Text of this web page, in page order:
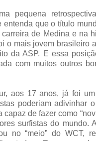
pequena
entenda que o título
de Medina e na
o mais jovem brasileiro
da ASP. E essa
com muitos outros
aos 17 anos, já foi
poderiam adivinhar
capaz de fazer como
surfistas do mundo.
no “meio” do WCT,